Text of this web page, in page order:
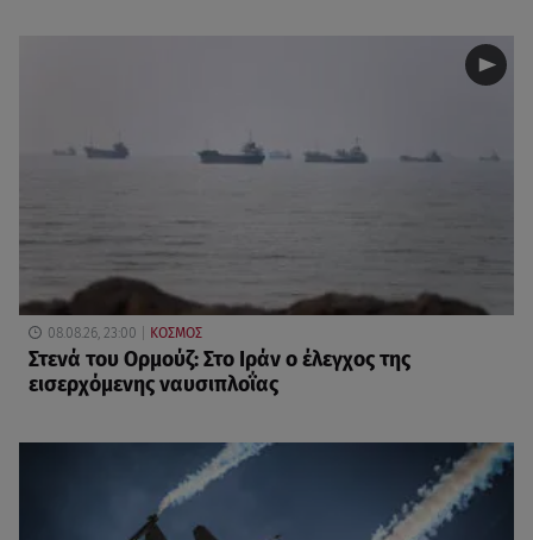
08.08.26, 23:00 ΚΟΣΜΟΣ
Στενά του Ορμούζ: Στο Ιράν ο έλεγχος της
εισερχόμενης ναυσιπλοΐας